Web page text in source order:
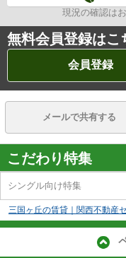
現況の確認は
無料会員登録はこ
会員登録
メールで共有する
こだわり特集
シングル向け特集
三国ヶ丘の賃貸｜関西不動産